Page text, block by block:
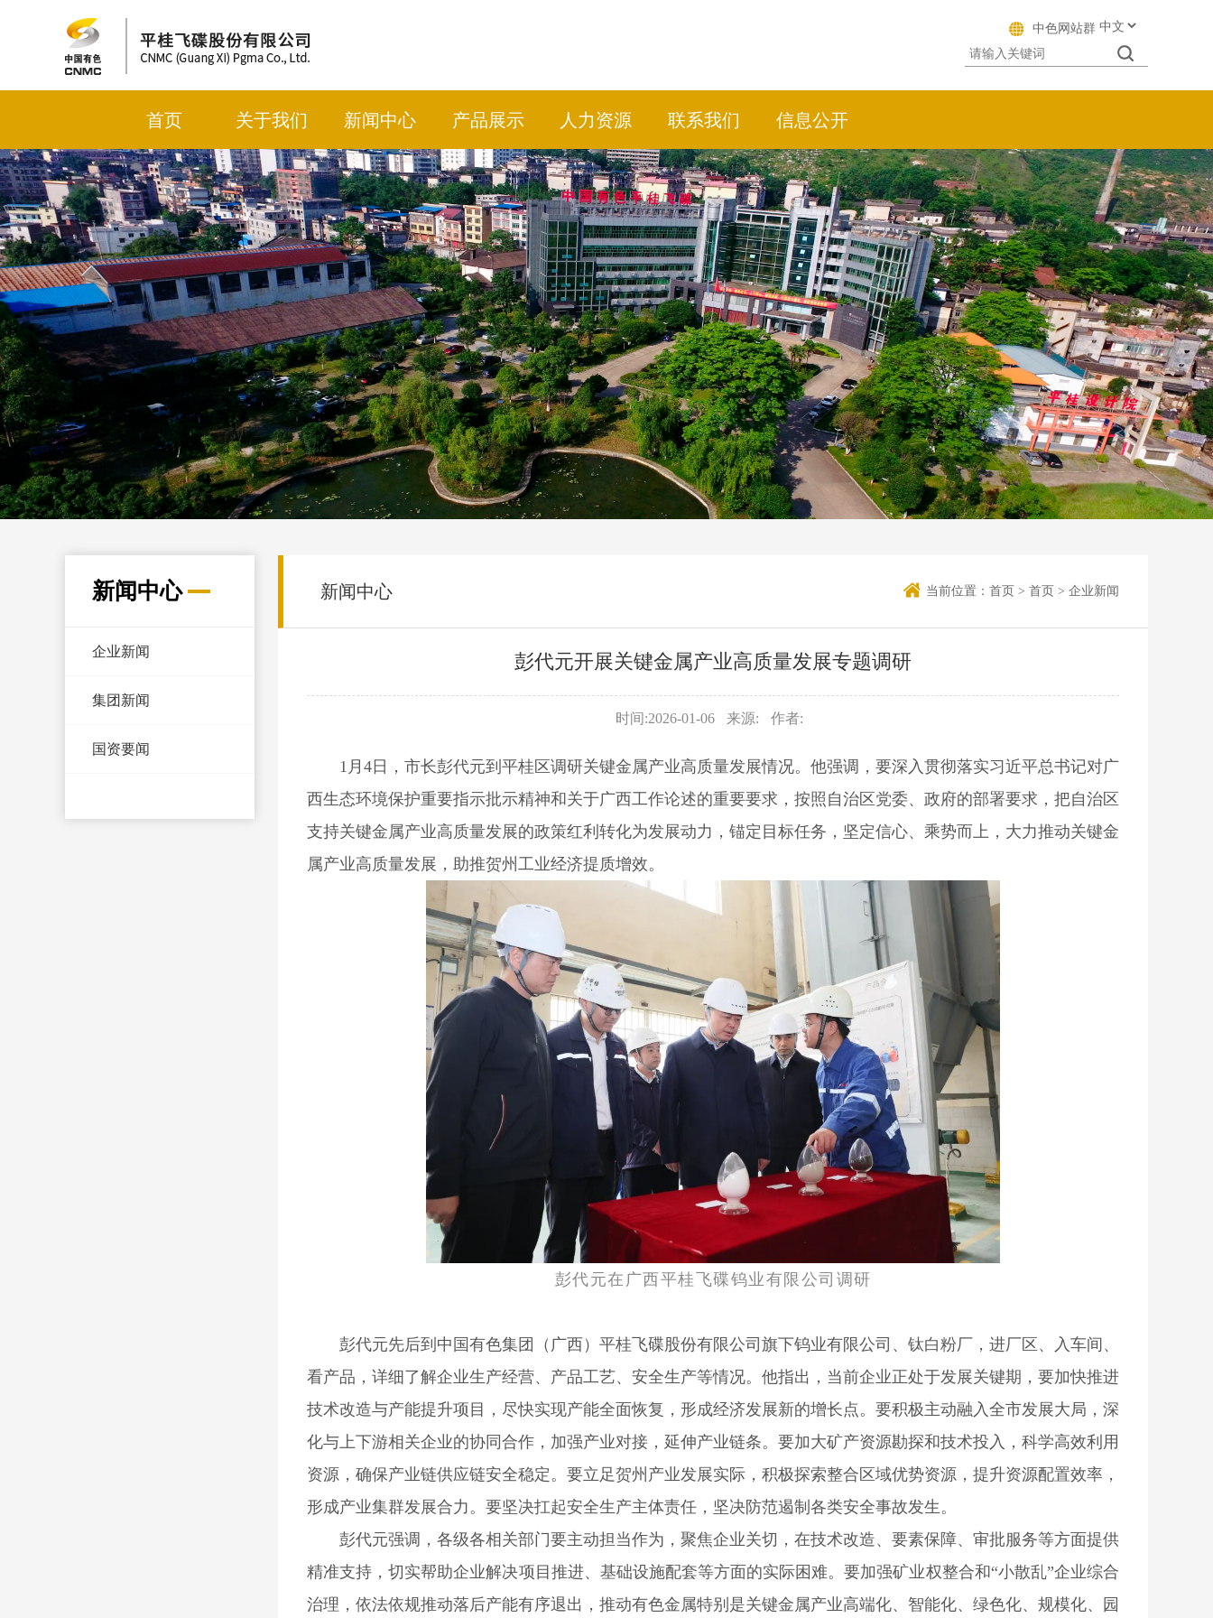
中色网站群
首页 关于我们 新闻中心 产品展示 人力资源 联系我们 信息公开
新闻中心
企业新闻
集团新闻
国资要闻
新闻中心 当前位置： 首页 > 首页 > 企业新闻
彭代元开展关键金属产业高质量发展专题调研
时间:2026-01-06 来源: 作者:
1月4日，市长彭代元到平桂区调研关键金属产业高质量发展情况。他强调，要深入贯彻落实习近平总书记对广
西生态环境保护重要指示批示精神和关于广西工作论述的重要要求，按照自治区党委、政府的部署要求，把自治区
支持关键金属产业高质量发展的政策红利转化为发展动力，锚定目标任务，坚定信心、乘势而上，大力推动关键金
属产业高质量发展，助推贺州工业经济提质增效。
彭代元在广西平桂飞碟钨业有限公司调研
彭代元先后到中国有色集团（广西）平桂飞碟股份有限公司旗下钨业有限公司、钛白粉厂，进厂区、入车间、
看产品，详细了解企业生产经营、产品工艺、安全生产等情况。他指出，当前企业正处于发展关键期，要加快推进
技术改造与产能提升项目，尽快实现产能全面恢复，形成经济发展新的增长点。要积极主动融入全市发展大局，深
化与上下游相关企业的协同合作，加强产业对接，延伸产业链条。要加大矿产资源勘探和技术投入，科学高效利用
资源，确保产业链供应链安全稳定。要立足贺州产业发展实际，积极探索整合区域优势资源，提升资源配置效率，
形成产业集群发展合力。要坚决扛起安全生产主体责任，坚决防范遏制各类安全事故发生。
彭代元强调，各级各相关部门要主动担当作为，聚焦企业关切，在技术改造、要素保障、审批服务等方面提供
精准支持，切实帮助企业解决项目推进、基础设施配套等方面的实际困难。要加强矿业权整合和“小散乱”企业综合
治理，依法依规推动落后产能有序退出，推动有色金属特别是关键金属产业高端化、智能化、绿色化、规模化、园